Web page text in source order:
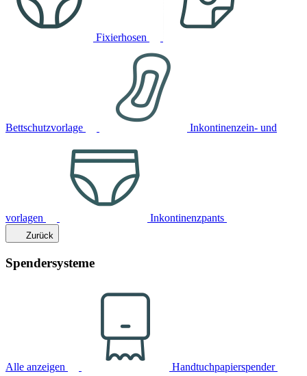
Fixierhosen
Bettschutzvorlage Inkontinenzein- und
vorlagen Inkontinenzpants
Zurück
Spendersysteme
Alle anzeigen Handtuchpapierspender